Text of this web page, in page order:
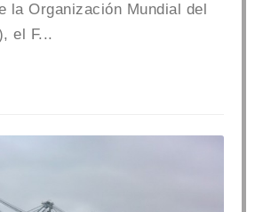
la Organización Mundial del
el F...